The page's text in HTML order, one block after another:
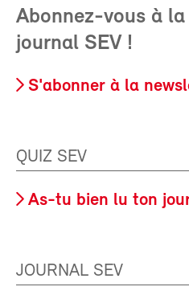
Abonnez-vous à
journal SEV !
S'abonner à la
QUIZ SEV
As-tu bien lu ton
JOURNAL SEV